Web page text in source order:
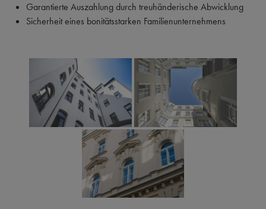
Garantierte Auszahlung durch treuhänderische Abwicklung
Sicherheit eines bonitätsstarken Familienunternehmens